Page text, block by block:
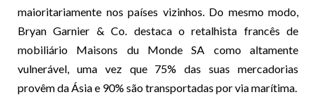
maioritariamente nos países vizinhos. Do mesmo modo,
Bryan Garnier & Co. destaca o retalhista francês de
mobiliário Maisons du Monde SA como altamente
vulnerável, uma vez que 75% das suas mercadorias
provêm da Ásia e 90% são transportadas por via marítima.